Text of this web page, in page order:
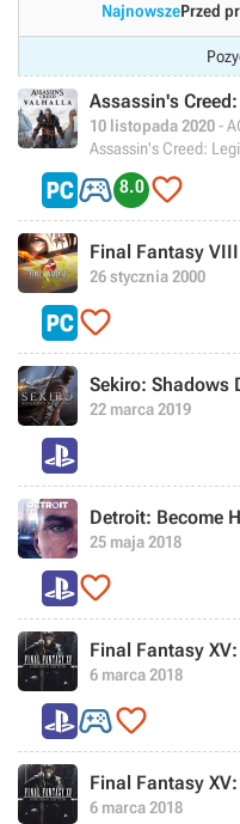
NajnowszePrzed
Assassin's
10 listopada 2020-
Assassin's Creed:
 8.0 
Final Fantasy VIII
26 stycznia 2000

Sekiro: Shadows
22 marca 2019
Detroit: Become
25 maja 2018

Final Fantasy
6 marca 2018

Final Fantasy
6 marca 2018